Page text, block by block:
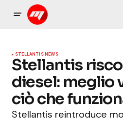
STELLANTIS NEWS
Stellantis
diesel: meglio
ciò che
Stellantis reintroduce